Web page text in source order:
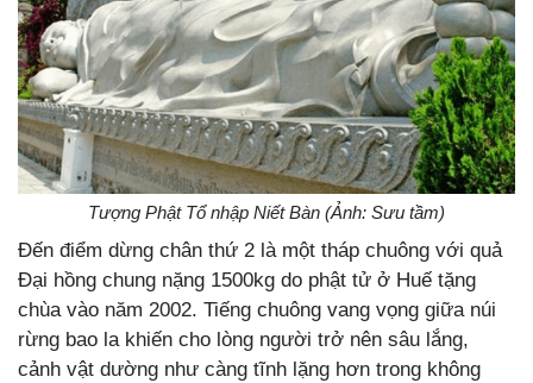
Tượng Phật Tổ nhập Niết Bàn (Ảnh: Sưu tầm)
Đến điểm dừng chân thứ 2 là một tháp chuông với quả
Đại hồng chung nặng 1500kg do phật tử ở Huế tặng
chùa vào năm 2002. Tiếng chuông vang vọng giữa núi
rừng bao la khiến cho lòng người trở nên sâu lắng,
cảnh vật dường như càng tĩnh lặng hơn trong không